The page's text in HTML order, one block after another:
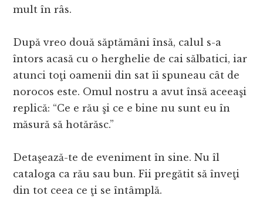
mult în râs.
După vreo două săptămâni însă, calul s-a
întors acasă cu o herghelie de cai sălbatici, iar
atunci toţi oamenii din sat îi spuneau cât de
norocos este. Omul nostru a avut însă aceeaşi
replică: “Ce e rău şi ce e bine nu sunt eu în
măsură să hotărăsc.”
Detaşează-te de eveniment în sine. Nu îl
cataloga ca rău sau bun. Fii pregătit să înveţi
din tot ceea ce ţi se întâmplă.